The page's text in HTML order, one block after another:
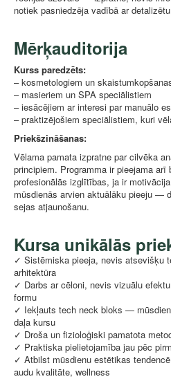
notiek pasniedzēja vadībā ar
Mērķauditorija
Kurss paredzēts:
– kosmetologiem un
– masieriem un SPA speciālistiem
– iesācējiem ar interesi par manuālo
– praktizējošiem speciālistiem, kuri
Priekšzināšanas:
Vēlama pamata izpratne par cilvēka
principiem. Programma ir pieejama
profesionālās izglītības, ja ir
mūsdienās arvien aktuālāku pieeju —
sejas atjaunošanu.
Kursa unikālās
✓ Sistēmiska pieeja, nevis atsevišķu
arhitektūra
✓ Darbs ar cēloni, nevis vizuālu
formu
✓ Iekļauts tech neck bloks —
daļa kursu
✓ Droša un fizioloģiski pamatota
✓ Praktiska pielietojamība jau pēc
✓ Atbilst mūsdienu estētikas
audu kvalitāte, wellness